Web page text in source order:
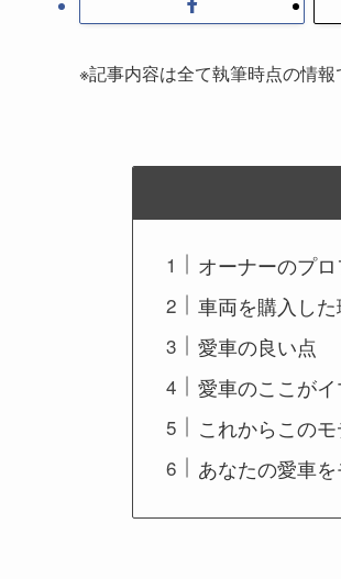
※記事内容は全て執筆時点の情報
オーナーのプ
車両を購入し
愛車の良い点
愛車のここが
これからこの
あなたの愛車